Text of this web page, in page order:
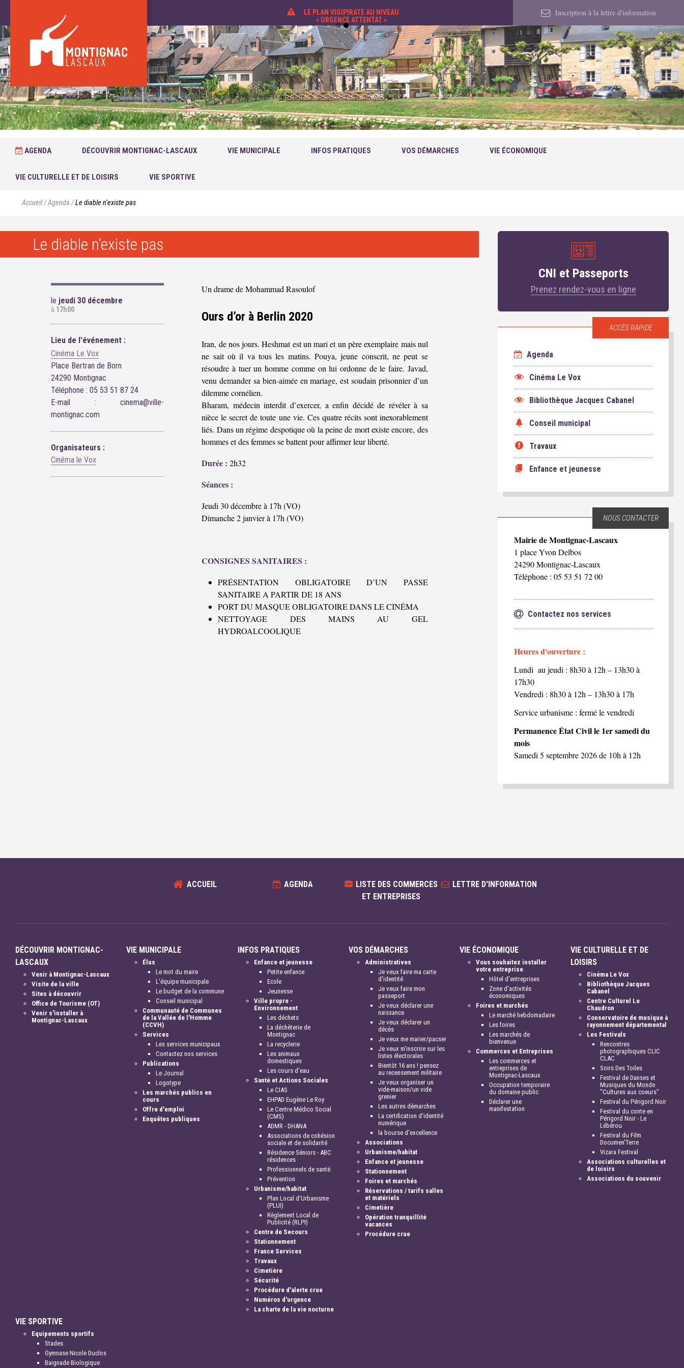
LE PLAN VIGIPIRATE AU NIVEAU
« URGENCE ATTENTAT »
Inscription à la lettre d'information
AGENDA DÉCOUVRIR MONTIGNAC-LASCAUX VIE MUNICIPALE INFOS PRATIQUES VOS DÉMARCHES VIE ÉCONOMIQUE
VIE CULTURELLE ET DE LOISIRS VIE SPORTIVE
Accueil/Agenda /Le diable n’existe pas
Le diable n’existe pas
le jeudi 30 décembre
à 17h00
Lieu de l'événement :
Cinéma Le Vox
Place Bertran de Born
24290 Montignac
Téléphone : 05 53 51 87 24
E-mail : cinema@ville-
montignac.com
Organisateurs :
Cinéma le Vox
Un drame de Mohammad Rasoulof
Ours d’or à Berlin 2020
Iran, de nos jours. Heshmat est un mari et un père exemplaire mais nul
ne sait où il va tous les matins. Pouya, jeune conscrit, ne peut se
résoudre à tuer un homme comme on lui ordonne de le faire. Javad,
venu demander sa bien-aimée en mariage, est soudain prisonnier d’un
dilemme cornélien.
Bharam, médecin interdit d’exercer, a enfin décidé de révéler à sa
nièce le secret de toute une vie. Ces quatre récits sont inexorablement
liés. Dans un régime despotique où la peine de mort existe encore, des
hommes et des femmes se battent pour affirmer leur liberté.
Durée :2h32
Séances :
Jeudi 30 décembre à 17h (VO)
Dimanche 2 janvier à 17h (VO)
CONSIGNES SANITAIRES :
PRÉSENTATION OBLIGATOIRE D’UN PASSE
SANITAIRE A PARTIR DE 18 ANS
PORT DU MASQUE OBLIGATOIRE DANS LE CINÉMA
NETTOYAGE DES MAINS AU GEL
HYDROALCOOLIQUE
CNI et Passeports
Prenez rendez-vous en ligne
ACCÈS RAPIDE
Agenda
Cinéma Le Vox
Bibliothèque Jacques Cabanel
Conseil municipal
Travaux
Enfance et jeunesse
NOUS CONTACTER
Mairie de Montignac-Lascaux
1 place Yvon Delbos
24290 Montignac-Lascaux
Téléphone : 05 53 51 72 00
Contactez nos services
Heures d'ouverture :
Lundi au jeudi : 8h30 à 12h – 13h30 à
17h30
Vendredi : 8h30 à 12h – 13h30 à 17h
Service urbanisme : fermé le vendredi
Permanence État Civil le 1er samedi du
mois
Samedi 5 septembre 2026 de 10h à 12h
ACCUEIL AGENDA
LISTE DES COMMERCES
ET ENTREPRISES
LETTRE D'INFORMATION
DÉCOUVRIR MONTIGNAC-
LASCAUX
Venir à Montignac-Lascaux
Visite de la ville
Sites à découvrir
Office de Tourisme (OT)
Venir s'installer à
Montignac-Lascaux
VIE MUNICIPALE
Élus
Le mot du maire
L'équipe municipale
Le budget de la commune
Conseil municipal
Communauté de Communes
de la Vallée de l'Homme
(CCVH)
Services
Les services municipaux
Contactez nos services
Publications
Le Journal
Logotype
Les marchés publics en
cours
Offre d'emploi
Enquêtes publiques
INFOS PRATIQUES
Enfance et jeunesse
Petite enfance
Ecole
Jeunesse
Ville propre -
Environnement
Les déchets
La déchèterie de
Montignac
La recyclerie
Les animaux
domestiques
Les cours d'eau
Santé et Actions Sociales
Le CIAS
EHPAD Eugène Le Roy
Le Centre Médico Social
(CMS)
ADMR - DHANA
Associations de cohésion
sociale et de solidarité
Résidence Séniors - ABC
résidences
Professionnels de santé
Prévention
Urbanisme/habitat
Plan Local d'Urbanisme
(PLUI)
Règlement Local de
Publicité (RLPI)
Centre de Secours
Stationnement
France Services
Travaux
Cimetière
Sécurité
Procédure d'alerte crue
Numéros d'urgence
La charte de la vie nocturne
VOS DÉMARCHES
Administratives
Je veux faire ma carte
d'identité
Je veux faire mon
passeport
Je veux déclarer une
naissance
Je veux déclarer un
décès
Je veux me marier/pacser
Je veux m'inscrire sur les
listes électorales
Bientôt 16 ans ! pensez
au recensement militaire
Je veux organiser un
vide-maison/un vide
grenier
Les autres démarches
La certification d'identité
numérique
la bourse d'excellence
Associations
Urbanisme/habitat
Enfance et jeunesse
Stationnement
Foires et marchés
Réservations / tarifs salles
et matériels
Cimetière
Opération tranquillité
vacances
Procédure crue
VIE ÉCONOMIQUE
Vous souhaitez installer
votre entreprise
Hôtel d'entreprises
Zone d'activités
économiques
Foires et marchés
Le marché hebdomadaire
Les foires
Les marchés de
bienvenue
Commerces et Entreprises
Les commerces et
entreprises de
Montignac-Lascaux
Occupation temporaire
du domaine public
Déclarer une
manifestation
VIE CULTURELLE ET DE
LOISIRS
Cinéma Le Vox
Bibliothèque Jacques
Cabanel
Centre Culturel Le
Chaudron
Conservatoire de musique à
rayonnement départemental
Les Festivals
Rencontres
photographiques CLIC
CLAC
Soirs Des Toiles
Festival de Danses et
Musiques du Monde
"Cultures aux coeurs"
Festival du Périgord Noir
Festival du conte en
Périgord Noir - Le
Lébérou
Festival du Film
Documen'Terre
Vizara Festival
Associations culturelles et
de loisirs
Associations du souvenir
VIE SPORTIVE
Equipements sportifs
Stades
Gymnase Nicole Duclos
Baignade Biologique